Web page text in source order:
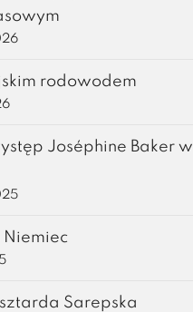
rodowodem
Joséphine Baker w
Sarepska